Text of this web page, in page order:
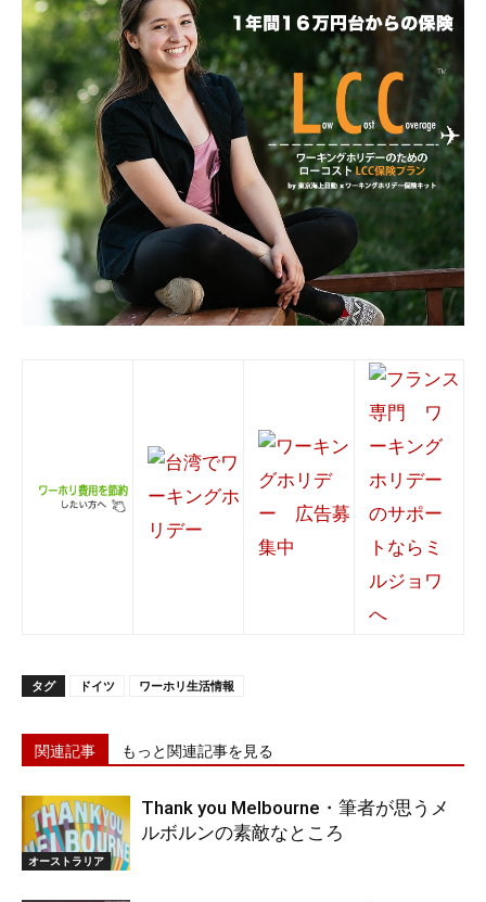
タグ ドイツ ワーホリ生活情報
関連記事 もっと関連記事を見る
オーストラリア
Thank you Melbourne・筆者が思うメ
ルボルンの素敵なところ